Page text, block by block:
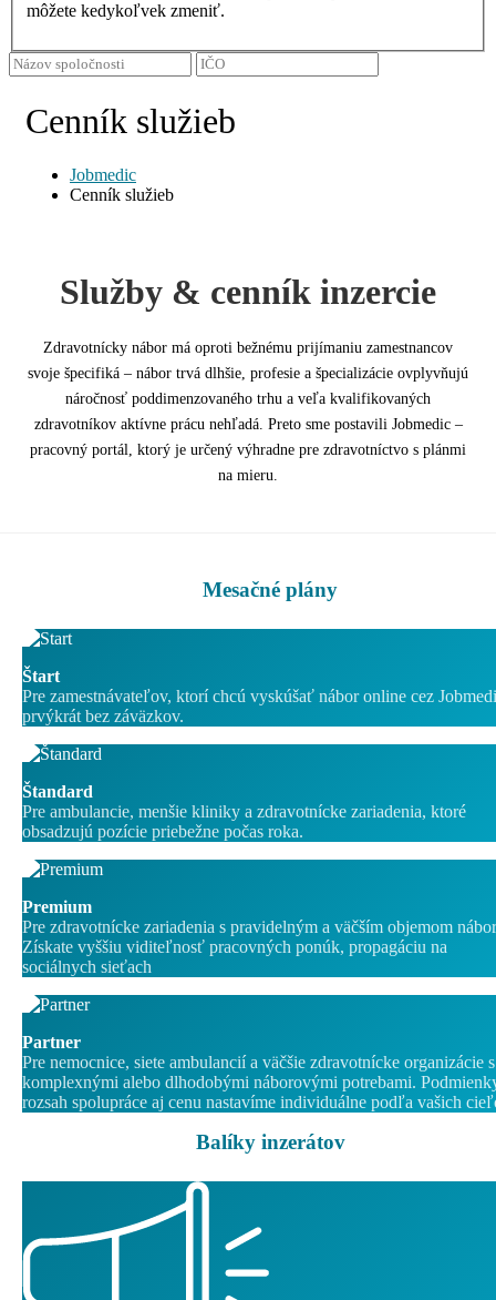
môžete kedykoľvek zmeniť.
Cenník služieb
Jobmedic
Cenník služieb
Služby & cenník inzercie
Zdravotnícky nábor má oproti bežnému prijímaniu zamestnancov
svoje špecifiká – nábor trvá dlhšie, profesie a špecializácie ovplyvňujú
náročnosť poddimenzovaného trhu a veľa kvalifikovaných
zdravotníkov aktívne prácu nehľadá. Preto sme postavili Jobmedic –
pracovný portál, ktorý je určený výhradne pre zdravotníctvo s plánmi
na mieru.
Mesačné plány
Štart
Pre zamestnávateľov, ktorí chcú vyskúšať nábor online cez
prvýkrát bez záväzkov.
Štandard
Pre ambulancie, menšie kliniky a zdravotnícke zariadenia, ktoré
obsadzujú pozície priebežne počas roka.
Premium
Pre zdravotnícke zariadenia s pravidelným a väčším objemom
Získate vyššiu viditeľnosť pracovných ponúk, propagáciu na
sociálnych sieťach
Partner
Pre nemocnice, siete ambulancií a väčšie zdravotnícke organizácie s
komplexnými alebo dlhodobými náborovými potrebami.
rozsah spolupráce aj cenu nastavíme individuálne podľa vašich
Balíky inzerátov